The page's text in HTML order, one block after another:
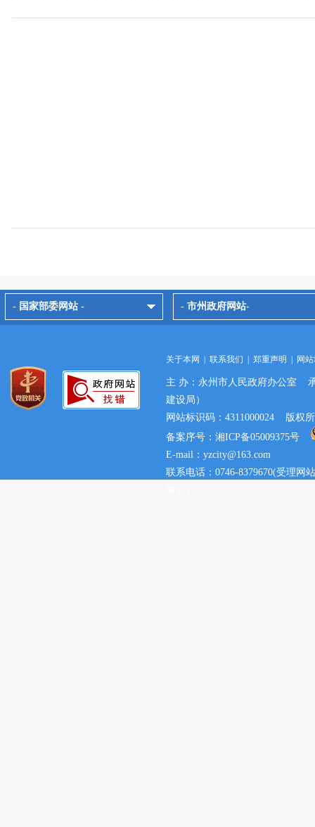
- 国家部委网站 - - 市州政府网站-
关于本网 联系我们 郑重声明 网
主 办：永州市人民政府办公室
建设局）
网站标识码：4311000024 版权
备案序号：湘ICP备05009375号
E-mail：yzcity@163.com
联系电话：0746-8379670(受理网